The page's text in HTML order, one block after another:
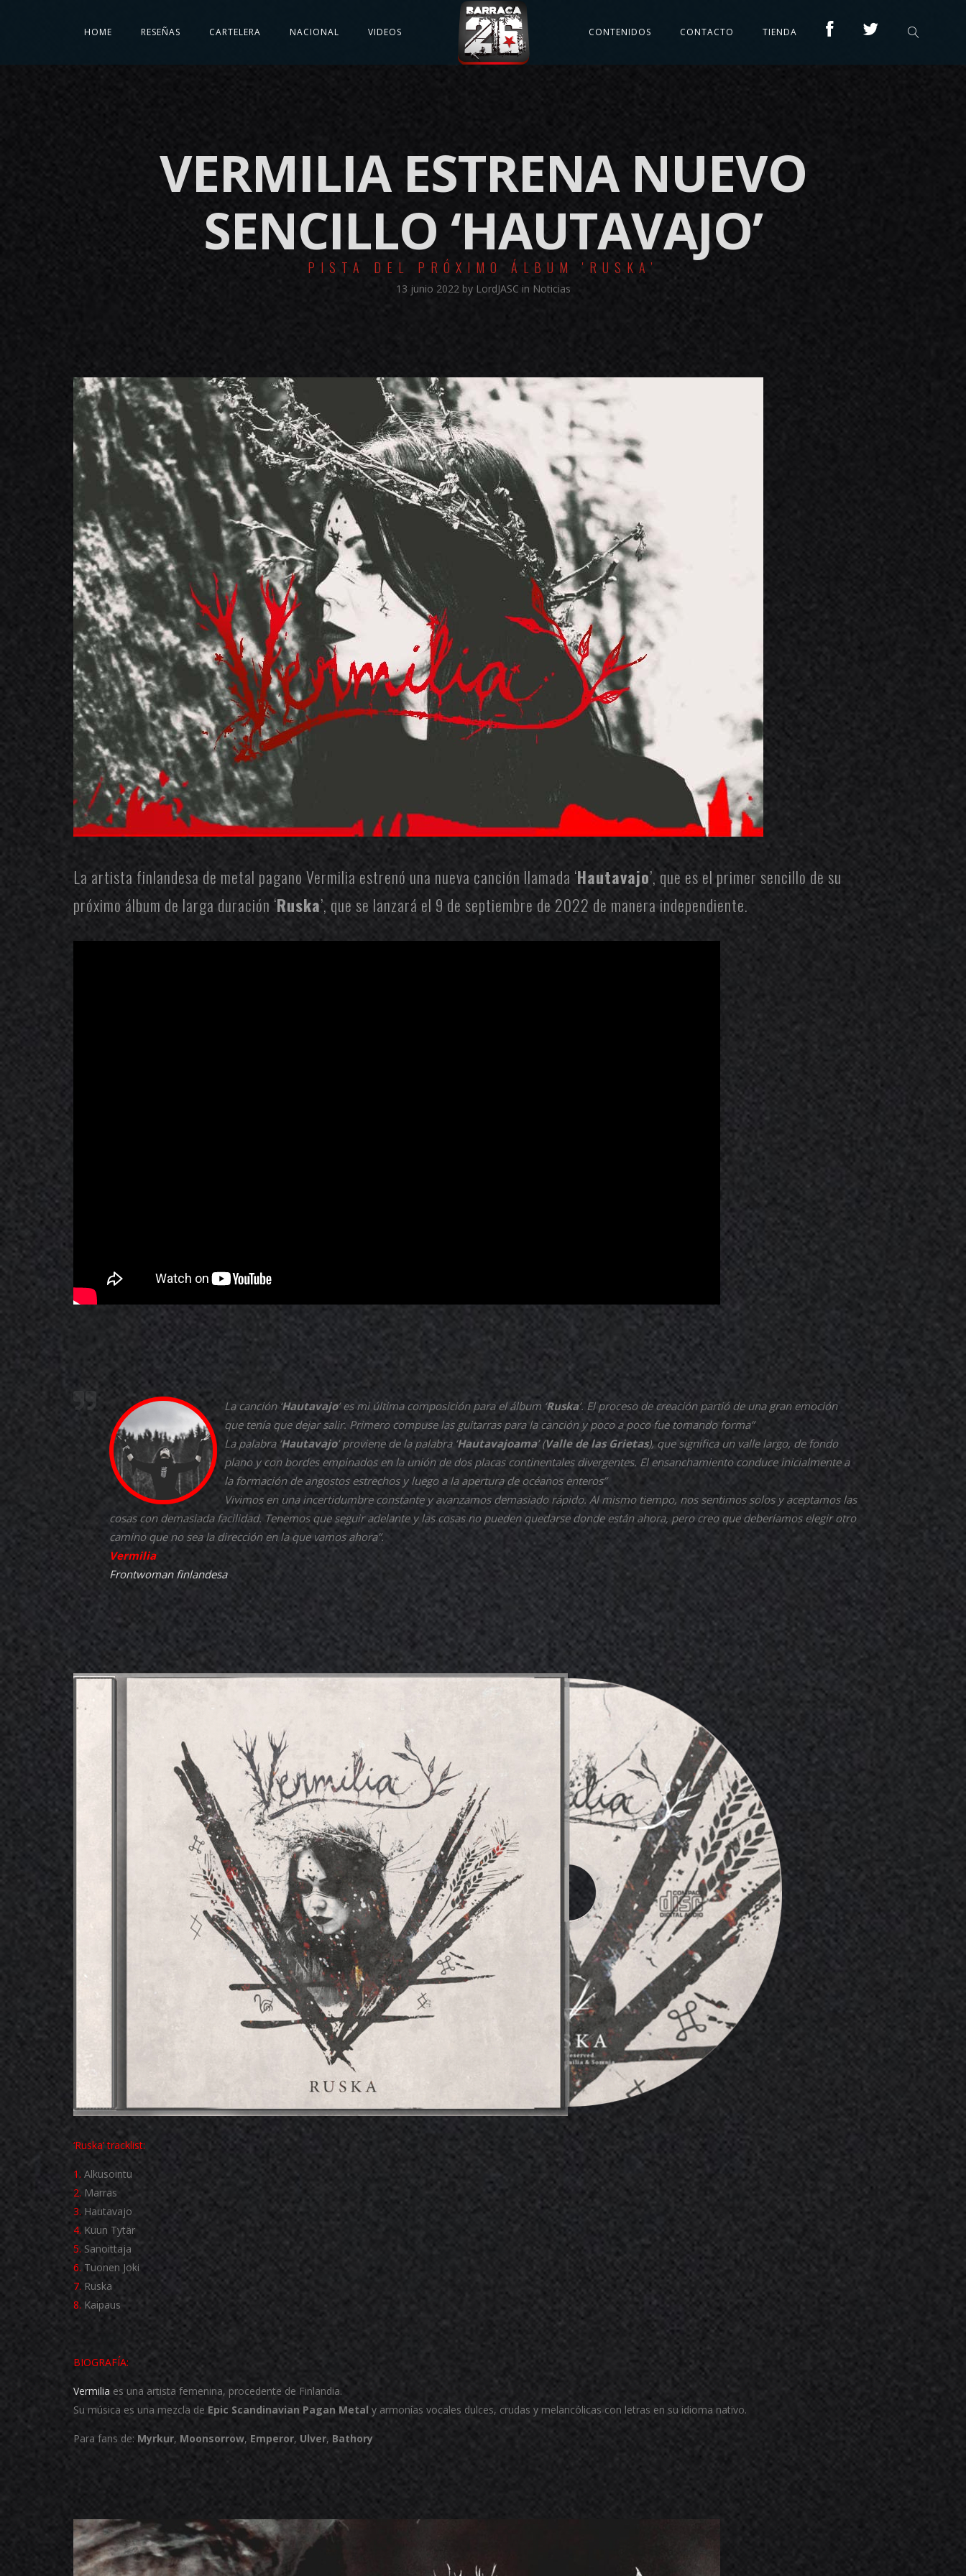
HOME RESEÑAS CARTELERA NACIONAL VIDEOS CONTENIDOS CONTACTO TIENDA
VERMILIA ESTRENA NUEVO
SENCILLO ‘HAUTAVAJO’
PISTA DEL PRÓXIMO ÁLBUM 'RUSKA’
13 junio 2022 by LordJASC in Noticias
La artista finlandesa de metal pagano Vermiliaestrenó una nueva canción llamada ‘Hautavajo’, que es el primer sencillo de su
próximo álbum de larga duración ‘Ruska’, que se lanzará el 9 de septiembre de 2022 de manera independiente.
La canción ‘Hautavajo’ es mi última composición para el álbum ‘Ruska’. El proceso de creación partió de una gran emoción
que tenía que dejar salir. Primero compuse las guitarras para la canción y poco a poco fue tomando forma”
La palabra ‘Hautavajo’ proviene de la palabra ‘Hautavajoama’ (Valle de las Grietas), que significa un valle largo, de fondo
plano y con bordes empinados en la unión de dos placas continentales divergentes. El ensanchamiento conduce inicialmente a
la formación de angostos estrechos y luego a la apertura de océanos enteros”
Vivimos en una incertidumbre constante y avanzamos demasiado rápido. Al mismo tiempo, nos sentimos solos y aceptamos las
cosas con demasiada facilidad. Tenemos que seguir adelante y las cosas no pueden quedarse donde están ahora, pero creo que deberíamos elegir otro
camino que no sea la dirección en la que vamos ahora”.
Vermilia
Frontwoman finlandesa
‘Ruska’ tracklist:
1. Alkusointu
2. Marras
3. Hautavajo
4. Kuun Tytär
5. Sanoittaja
6. Tuonen Joki
7. Ruska
8. Kaipaus
BIOGRAFÍA:
Vermilia es una artista femenina, procedente de Finlandia.
Su música es una mezcla de Epic Scandinavian Pagan Metal y armonías vocales dulces, crudas y melancólicas con letras en su idioma nativo.
Para fans de: Myrkur, Moonsorrow, Emperor, Ulver, Bathory